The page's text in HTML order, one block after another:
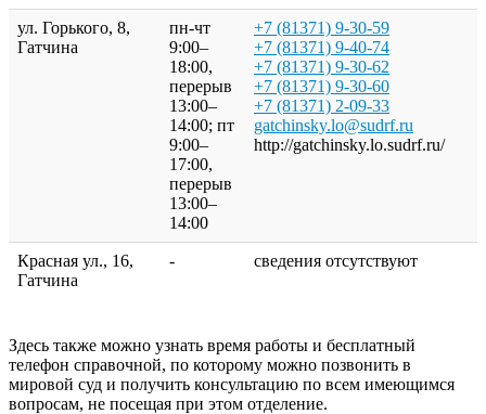
ул. Горького, 8,
Гатчина
пн-чт
9:00–
18:00,
перерыв
13:00–
14:00; пт
9:00–
17:00,
перерыв
13:00–
14:00
+7 (81371) 9-30-59
+7 (81371) 9-40-74
+7 (81371) 9-30-62
+7 (81371) 9-30-60
+7 (81371) 2-09-33
gatchinsky.lo@sudrf.ru
http://gatchinsky.lo.sudrf.ru/
Красная ул., 16,
Гатчина
- сведения отсутствуют
Здесь также можно узнать время работы и бесплатный
телефон справочной, по которому можно позвонить в
мировой суд и получить консультацию по всем имеющимся
вопросам, не посещая при этом отделение.